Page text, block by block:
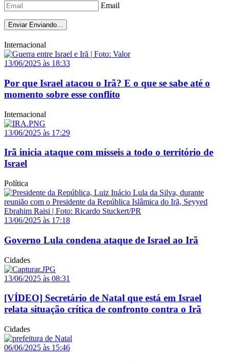
Email
Enviar Enviando...
Internacional
13/06/2025 às 18:33
Por que Israel atacou o Irã? E o que se sabe até o
momento sobre esse conflito
Internacional
13/06/2025 às 17:29
Irã inicia ataque com mísseis a todo o território de
Israel
Política
13/06/2025 às 17:18
Governo Lula condena ataque de Israel ao Irã
Cidades
13/06/2025 às 08:31
[VÍDEO] Secretário de Natal que está em Israel
relata situação crítica de confronto contra o Irã
Cidades
06/06/2025 às 15:46